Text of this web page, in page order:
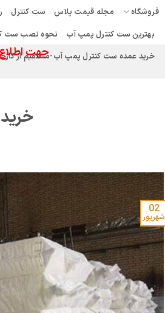
فروشگاه مجله قیمت پلاس ست کنترل
بهترین ست کنترل پمپ آب
نحوه نصب ست
خرید عمده ست کنترل پمپ آب-مستقیم از
جهت
02
شهریور